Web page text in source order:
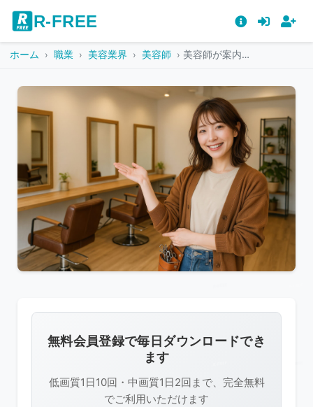
R-FREE
ホーム 職業 美容業界 美容師 美容師が案内する様子（ブラウンカーディガン）
像
は
R-
FREE
無料会員登録で毎日ダウンロードでき
ます
低画質1日10回・中画質1日2回まで、完全無料
でご利用いただけます